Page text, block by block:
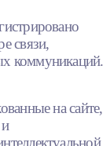
связи,
коммуникаций.
на сайте,